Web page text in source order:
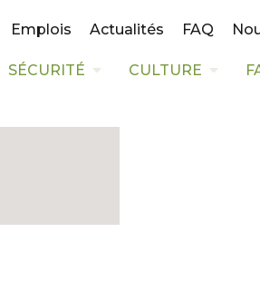
Emplois Actualités FAQ
SÉCURITÉ CULTURE